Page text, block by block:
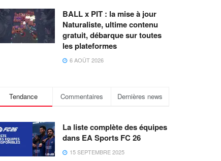
BALL x PIT : la mise à jour
Naturaliste, ultime contenu
gratuit, débarque sur toutes
les plateformes
6 AOÛT 2026
Tendance Commentaires Dernières news
La liste complète des équipes
dans EA Sports FC 26
15 SEPTEMBRE 2025